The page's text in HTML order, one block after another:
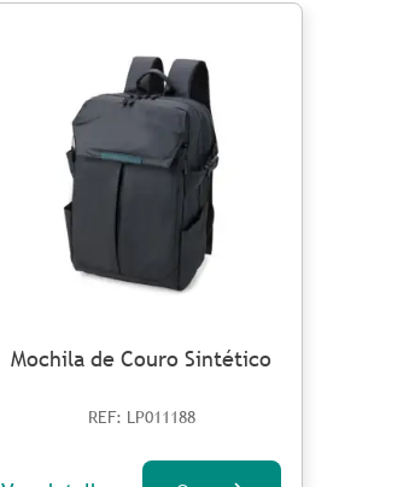
Mochila de Couro Sintético
REF: LP011188